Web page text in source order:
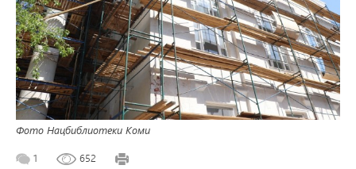
Фото Нацбиблиотеки Коми
1 652